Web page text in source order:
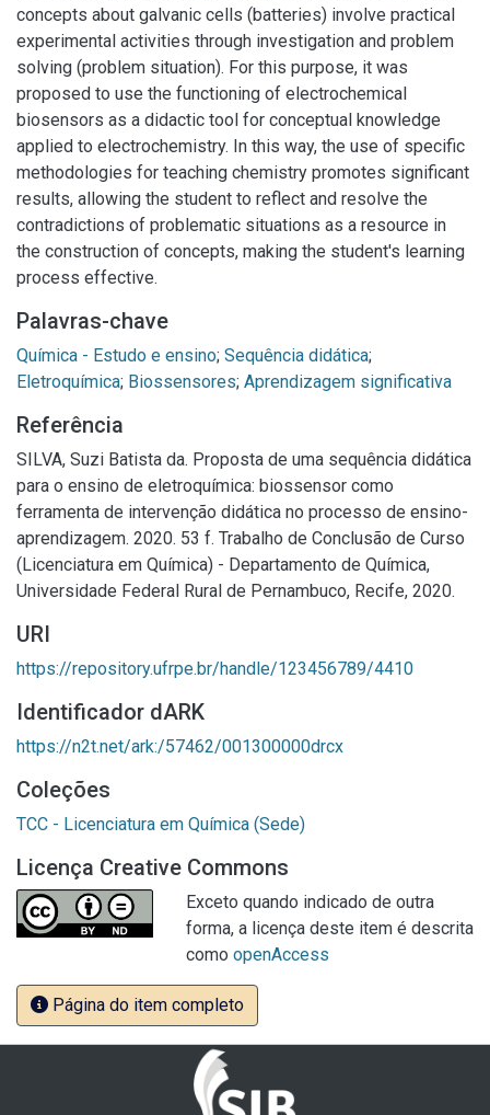
concepts about galvanic cells (batteries) involve practical
experimental activities through investigation and problem
solving (problem situation). For this purpose, it was
proposed to use the functioning of electrochemical
biosensors as a didactic tool for conceptual knowledge
applied to electrochemistry. In this way, the use of specific
methodologies for teaching chemistry promotes significant
results, allowing the student to reflect and resolve the
contradictions of problematic situations as a resource in
the construction of concepts, making the student's learning
process effective.
Palavras-chave
Química - Estudo e ensino; Sequência didática;
Eletroquímica; Biossensores; Aprendizagem significativa
Referência
SILVA, Suzi Batista da. Proposta de uma sequência didática
para o ensino de eletroquímica: biossensor como
ferramenta de intervenção didática no processo de ensino-
aprendizagem. 2020. 53 f. Trabalho de Conclusão de Curso
(Licenciatura em Química) - Departamento de Química,
Universidade Federal Rural de Pernambuco, Recife, 2020.
URI
https://repository.ufrpe.br/handle/123456789/4410
Identificador dARK
https://n2t.net/ark:/57462/001300000drcx
Coleções
TCC - Licenciatura em Química (Sede)
Licença Creative Commons
Exceto quando indicado de outra
forma, a licença deste item é descrita
como openAccess
Página do item completo